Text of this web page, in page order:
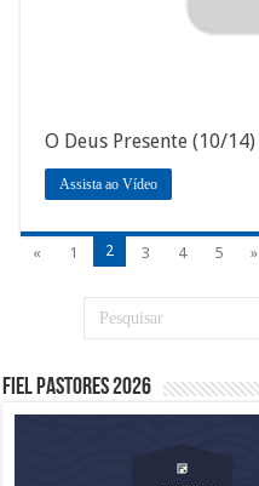
O Deus Presente (10/14)
Assista ao Vídeo
« 1 2 3 4 5 »
Fiel Pastores 2026